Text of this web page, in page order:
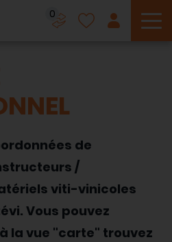
0
de
/
viti-vinicoles
Vous pouvez
la vue "carte" trouvez